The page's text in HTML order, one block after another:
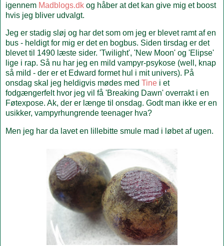
igennem Madblogs.dk og håber at det kan give mig et boost
hvis jeg bliver udvalgt.
Jeg er stadig sløj og har det som om jeg er blevet ramt af en
bus - heldigt for mig er det en bogbus. Siden tirsdag er det
blevet til 1490 læste sider. 'Twilight', 'New Moon' og 'Elipse'
lige i rap. Så nu har jeg en mild vampyr-psykose (well, knap
så mild - der er et Edward formet hul i mit univers). På
onsdag skal jeg heldigvis mødes med Tine i et
fodgængerfelt hvor jeg vil få 'Breaking Dawn' overrakt i en
Føtexpose. Ak, der er længe til onsdag. Godt man ikke er en
usikker, vampyrhungrende teenager hva?
Men jeg har da lavet en lillebitte smule mad i løbet af ugen.